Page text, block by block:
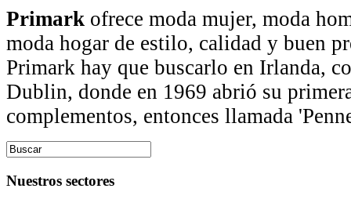
Primark ofrece moda mujer, moda
moda hogar de estilo, calidad y buen
Primark hay que buscarlo en Irlanda,
Dublin, donde en 1969 abrió su
complementos, entonces llamada
Nuestros sectores